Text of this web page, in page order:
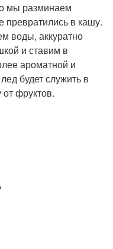
мы разминаем
превратились в кашу.
воды, аккуратно
и ставим в
ароматной и
будет служить в
фруктов.